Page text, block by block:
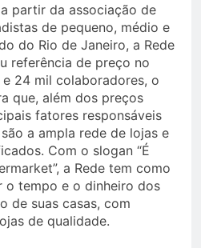
partir da associação de
de pequeno, médio e
do Rio de Janeiro, a Rede
referência de preço no
24 mil colaboradores, o
que, além dos preços
fatores responsáveis
a ampla rede de lojas e
Com o slogan “É
a Rede tem como
o tempo e o dinheiro dos
de suas casas, com
de qualidade.